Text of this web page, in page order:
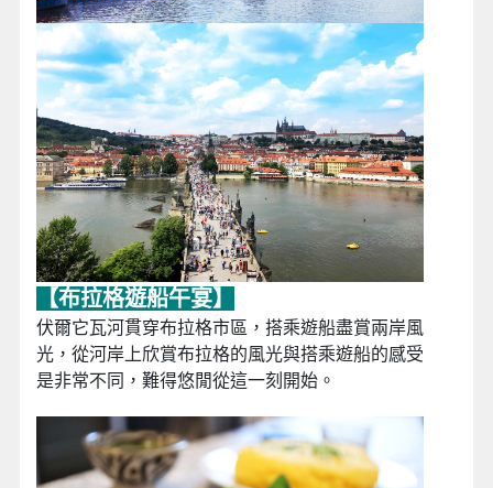
【布拉格遊船午宴】
伏爾它瓦河貫穿布拉格市區，搭乘遊船盡賞兩岸風
光，從河岸上欣賞布拉格的風光與搭乘遊船的感受
是非常不同，難得悠閒從這一刻開始。